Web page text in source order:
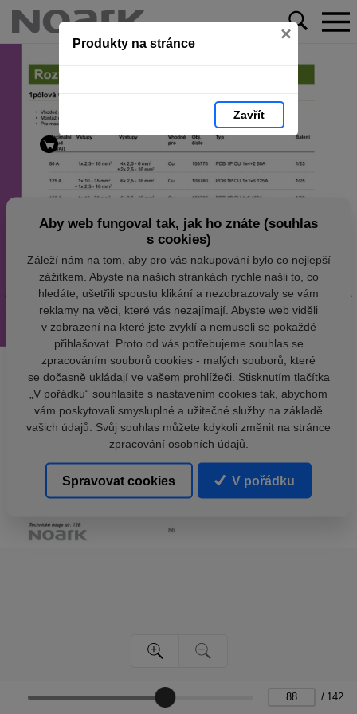
Produkty na stránce ×
Zavřít
/ 142
Aby web fungoval tak, jak ho znáte (souhlas
s cookies)
Záleží nám na tom, aby pro vás nakupování bylo co nejlepší
zážitkem. Abyste na našich stránkách rychle našli to, co
hledáte, ušetřili spoustu klikání a nezobrazovaly se vám
reklamy na věci, které vás nezajímají. Abyste web viděli
v zobrazení na které jste zvyklí a nemuseli se pokaždé
přihlašovat. Proto od vás potřebujeme souhlas se
zpracováním souborů cookies - malých souborů, které
se dočasně ukládají ve vašem prohlížeči. Stisknutím tlačítka
„V pořádku“ souhlasíte s nastavením cookies tak, abychom
vám poskytovali smysluplné a užitečné služby na základě
vašich údajů. Svůj souhlas můžete kdykoli změnit na stránce
zpracování osobních údajů.
Spravovat cookies V pořádku